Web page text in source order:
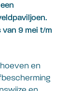
van 9 mei t/m
en